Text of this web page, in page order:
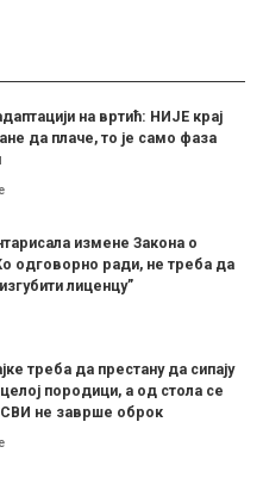
на вртић: НИЈЕ крај
да плаче, то је само фаза
измене Закона о
одговорно ради, не треба да
лиценцу”
треба да престану да сипају
породици, а од стола се
не заврше оброк